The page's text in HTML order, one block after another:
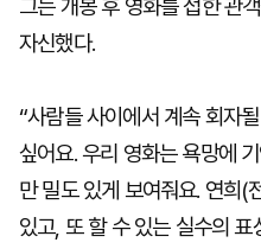
그는 개봉 후 영화를 접한 관
자신했다.
“사람들 사이에서 계속 회자
싶어요. 우리 영화는 욕망에
만 밀도 있게 보여줘요. 연희(
있고, 또 할 수 있는 실수의